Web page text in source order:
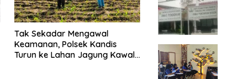
Tak Sekadar Mengawal
Keamanan, Polsek Kandis
Turun ke Lahan Jagung Kawal